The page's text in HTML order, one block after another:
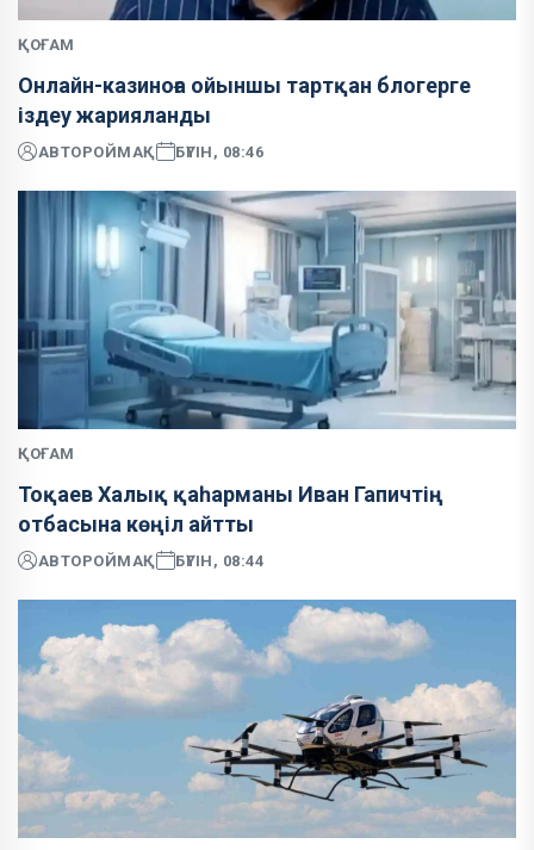
ҚОҒАМ
Онлайн-казиноға ойыншы тартқан блогерге
іздеу жарияланды
АВТОРОЙМАҚ БҮГІН, 08:46
ҚОҒАМ
Тоқаев Халық қаһарманы Иван Гапичтің
отбасына көңіл айтты
АВТОРОЙМАҚ БҮГІН, 08:44